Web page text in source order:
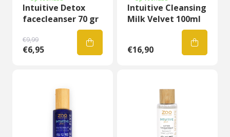
Intuitive Detox
facecleanser 70 gr
€9,99
€6,95
Intuitive Cleansing
Milk Velvet 100ml
€16,90